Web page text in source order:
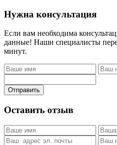
Нужна консультация
Если вам необходима
данные! Наши специалисты
минут.
Отправить
Оставить отзыв